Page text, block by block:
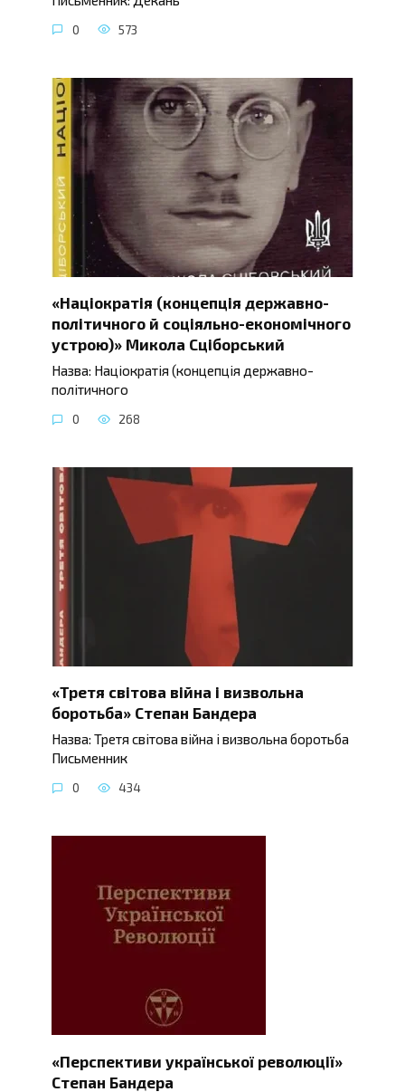
0 573
«Націократія (концепція державно-
політичного й соціяльно-економічного
устрою)» Микола Сціборський
Назва: Націократія (концепція державно-
політичного
0 268
«Третя світова війна і визвольна
боротьба» Степан Бандера
Назва: Третя світова війна і визвольна боротьба
Письменник
0 434
«Перспективи української революції»
Степан Бандера